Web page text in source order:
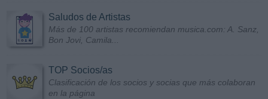
Saludos de Artistas
Más de 100 artistas recomiendan musica.com: A. Sanz,
Bon Jovi, Camila...
TOP Socios/as
Clasificación de los socios y socias que más colaboran
en la página